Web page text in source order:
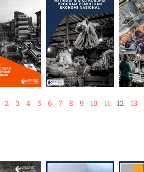
2 3 4 5 6 7 8 9 10 11 12 13